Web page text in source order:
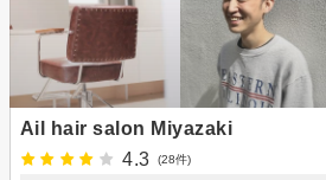
Ail hair salon Miyazaki
4.3
(28件)